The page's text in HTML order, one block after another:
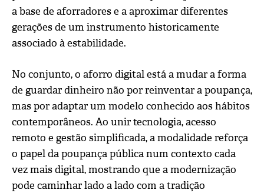
a base de aforradores e a aproximar diferentes
gerações de um instrumento historicamente
associado à estabilidade.
No conjunto, o aforro digital está a mudar a forma
de guardar dinheiro não por reinventar a poupança,
mas por adaptar um modelo conhecido aos hábitos
contemporâneos. Ao unir tecnologia, acesso
remoto e gestão simplificada, a modalidade reforça
o papel da poupança pública num contexto cada
vez mais digital, mostrando que a modernização
pode caminhar lado a lado com a tradição